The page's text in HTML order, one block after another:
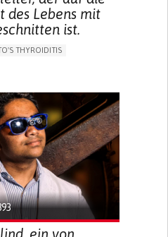
des Lebens mit
ist.
THYROIDITIS
MANAGE MEDICATION
SUPPORT